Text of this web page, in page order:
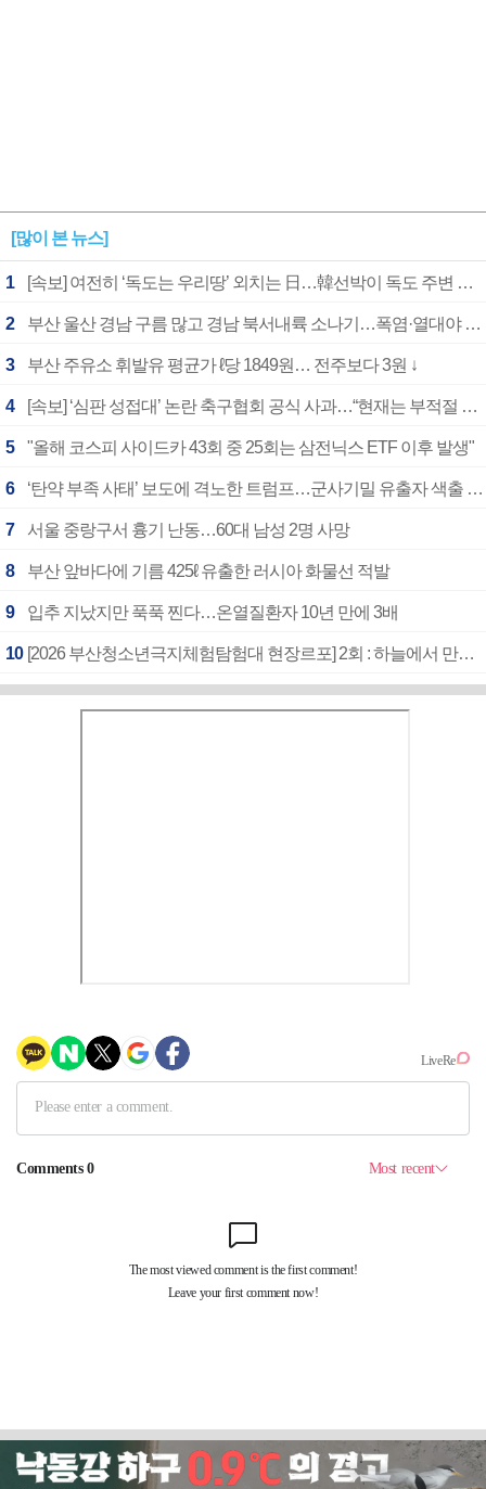
[많이 본 뉴스]
1 [속보] 여전히 ‘독도는 우리땅’ 외치는 日…韓선박이 독도 주변 해양조사 활동하자 반발
2 부산 울산 경남 구름 많고 경남 북서내륙 소나기…폭염·열대야 계속
3 부산 주유소 휘발유 평균가 ℓ당 1849원… 전주보다 3원 ↓
4 [속보] ‘심판 성접대’ 논란 축구협회 공식 사과…“현재는 부적절 행위 없어”
5 "올해 코스피 사이드카 43회 중 25회는 삼전닉스 ETF 이후 발생"
6 ‘탄약 부족 사태’ 보도에 격노한 트럼프…군사기밀 유출자 색출 지시
7 서울 중랑구서 흉기 난동…60대 남성 2명 사망
8 부산 앞바다에 기름 425ℓ 유출한 러시아 화물선 적발
9 입추 지났지만 푹푹 찐다…온열질환자 10년 만에 3배
10 [2026 부산청소년극지체험탐험대 현장르포] 2회 : 하늘에서 만난 얼음의 나라